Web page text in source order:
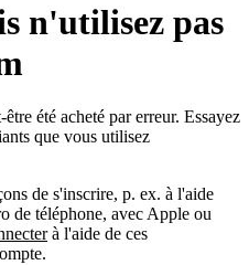
n'utilisez pas
été acheté par erreur. Essayez
que vous utilisez
de s'inscrire, p. ex. à l'aide
de téléphone, avec Apple ou
à l'aide de ces